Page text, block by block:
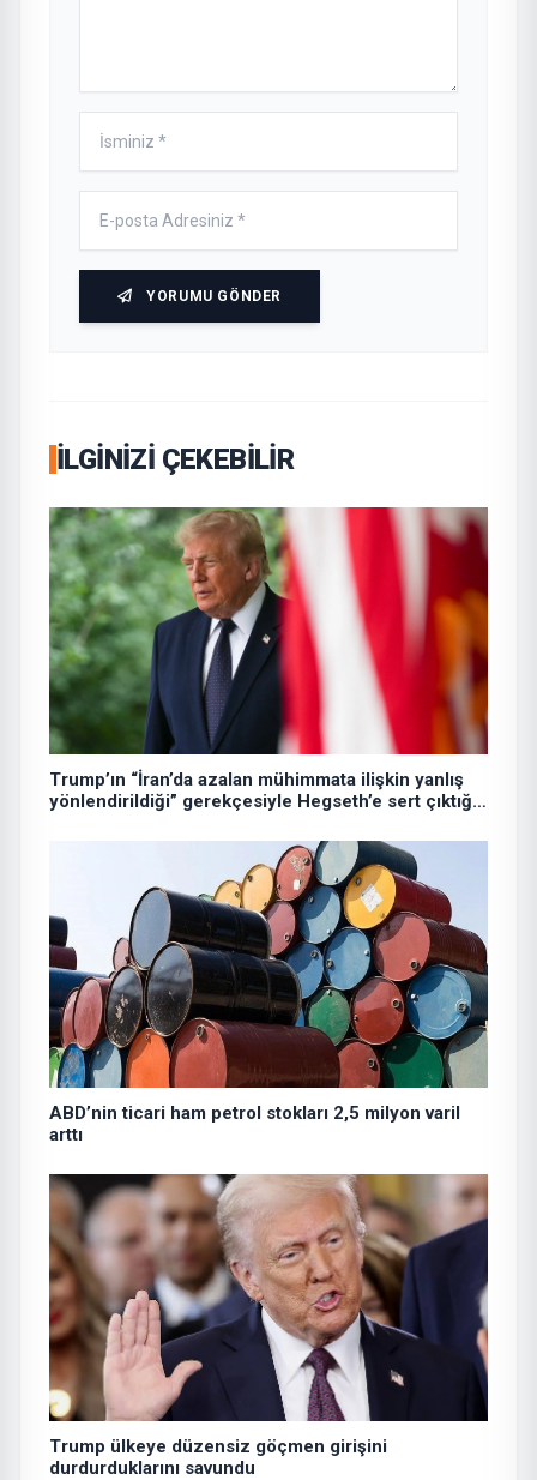
YORUMU GÖNDER
İLGINIZI ÇEKEBILIR
Trump’ın “İran’da azalan mühimmata ilişkin yanlış
yönlendirildiği” gerekçesiyle Hegseth’e sert çıktığı
ABD’nin ticari ham petrol stokları 2,5 milyon varil
arttı
Trump ülkeye düzensiz göçmen girişini
durdurduklarını savundu